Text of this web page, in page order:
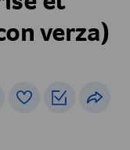
verza)
Livre de recettes
Listes de